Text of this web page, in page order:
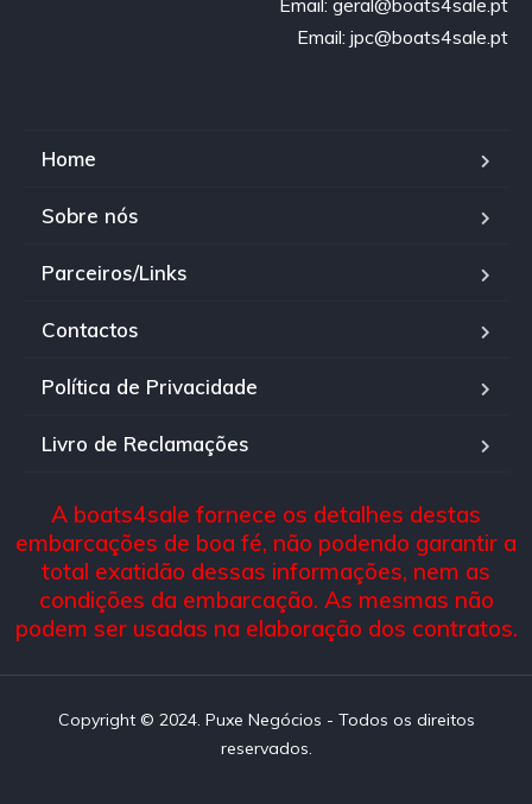
Email: jpc@boats4sale.pt
Home
Sobre nós
Parceiros/Links
Contactos
Política de Privacidade
Livro de Reclamações
A boats4sale fornece os detalhes destas
embarcações de boa fé, não podendo garantir a
total exatidão dessas informações, nem as
condições da embarcação. As mesmas não
podem ser usadas na elaboração dos contratos.
Copyright © 2024. Puxe Negócios - Todos os direitos
reservados.